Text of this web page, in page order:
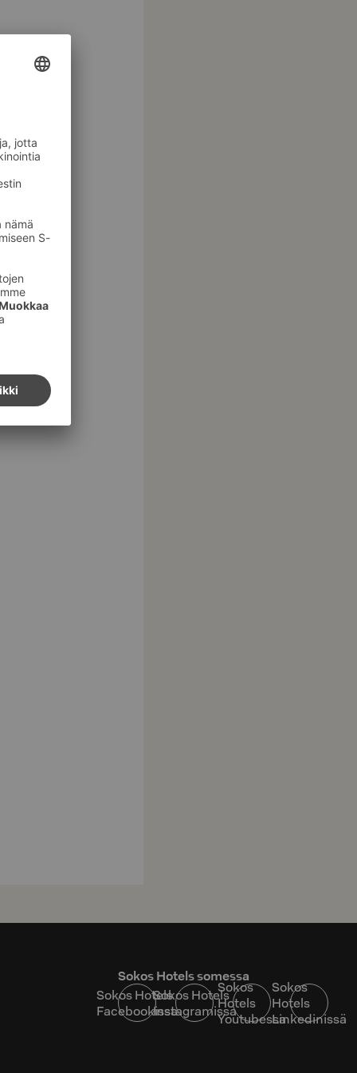
Sokos Hotels somessa
Sokos Hotels
Facebookissa
Sokos Hotels
Instagramissa
Sokos
Hotels
Youtubessa
Sokos
Hotels
Linkedinissä